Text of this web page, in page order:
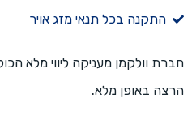
התקנה בכל תנאי מזג אויר
חברת וולקמן מעניקה ליווי מלא
הרצה באופן מלא.